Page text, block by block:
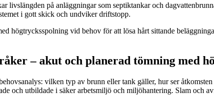
livslängden på anläggningar som septiktankar och
i gott skick och undviker driftstopp.
högtrycksspolning vid behov för att lösa hårt sittande
– akut och planerad tömning med
vilken typ av brunn eller tank gäller, hur ser
och utbildade i säker arbetsmiljö och miljöhantering. Slam och